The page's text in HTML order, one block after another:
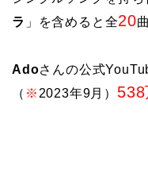
ラ 」を含めると全20
Adoさんの公式
（ ※ 2023年9月） 538